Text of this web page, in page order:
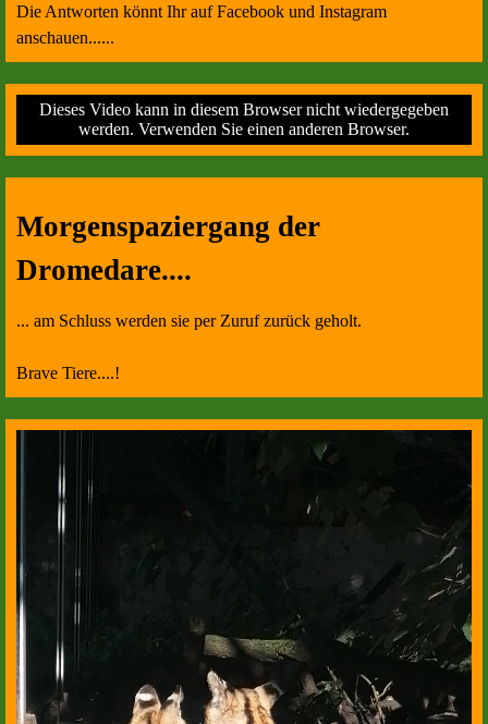
Die Antworten könnt Ihr auf Facebook und Instagram
anschauen......
Dieses Video kann in diesem Browser nicht wiedergegeben
werden. Verwenden Sie einen anderen Browser.
Morgenspaziergang der
Dromedare....
... am Schluss werden sie per Zuruf zurück geholt.
Brave Tiere....!